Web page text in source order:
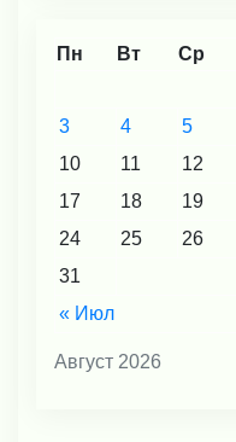
Август 2026
Пн Вт Ср
« Июл
3
4 5
10
11 12
17
18 19
24
25 26
31